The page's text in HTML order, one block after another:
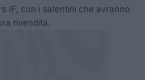
IF, con i salentini che avranno
rivendita.